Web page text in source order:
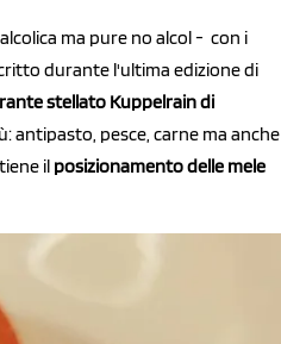
ma pure no alcol - con i
durante l'ultima edizione di
stellato Kuppelrain di
antipasto, pesce, carne ma anche
il posizionamento delle mele